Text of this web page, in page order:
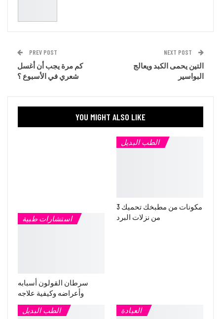
PREV POST
كم مرة يجب أن أغسل
شعري في الأسبوع ؟
NEXT POST
التين يحمى الكبد ويعالج
البواسير
YOU MIGHT ALSO LIKE
استشارات طبية
سرطان القولون أسبابه
وأعراضه وكيفية علاجه
الطب البديل
3 مكونات من مطبخك تحميك
من نزلات البرد
الطب البديل العيادة